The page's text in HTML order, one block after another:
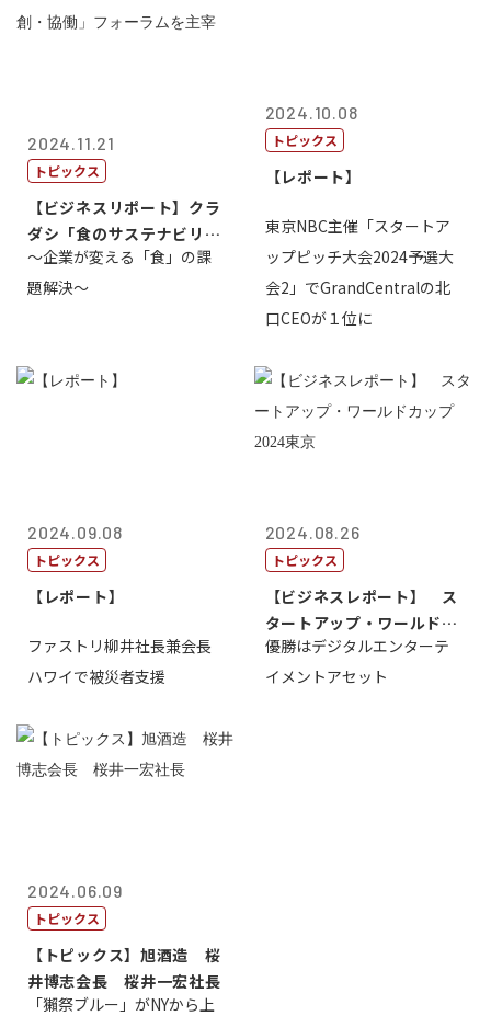
2024.11.21
トピックス
【ビジネスリポート】クラ
ダシ「食のサステナビリテ
ィ共創・協働...
～企業が変える「食」の課
題解決～
2024.10.08
トピックス
【レポート】
東京NBC主催「スタートア
ップピッチ大会2024予選大
会2」でGrandCentralの北
口CEOが１位に
2024.09.08
トピックス
【レポート】
ファストリ柳井社長兼会長
ハワイで被災者支援
2024.08.26
トピックス
【ビジネスレポート】 ス
タートアップ・ワールドカ
ップ2024...
優勝はデジタルエンターテ
イメントアセット
2024.06.09
トピックス
【トピックス】旭酒造 桜
井博志会長 桜井一宏社長
「獺祭ブルー」がNYから上